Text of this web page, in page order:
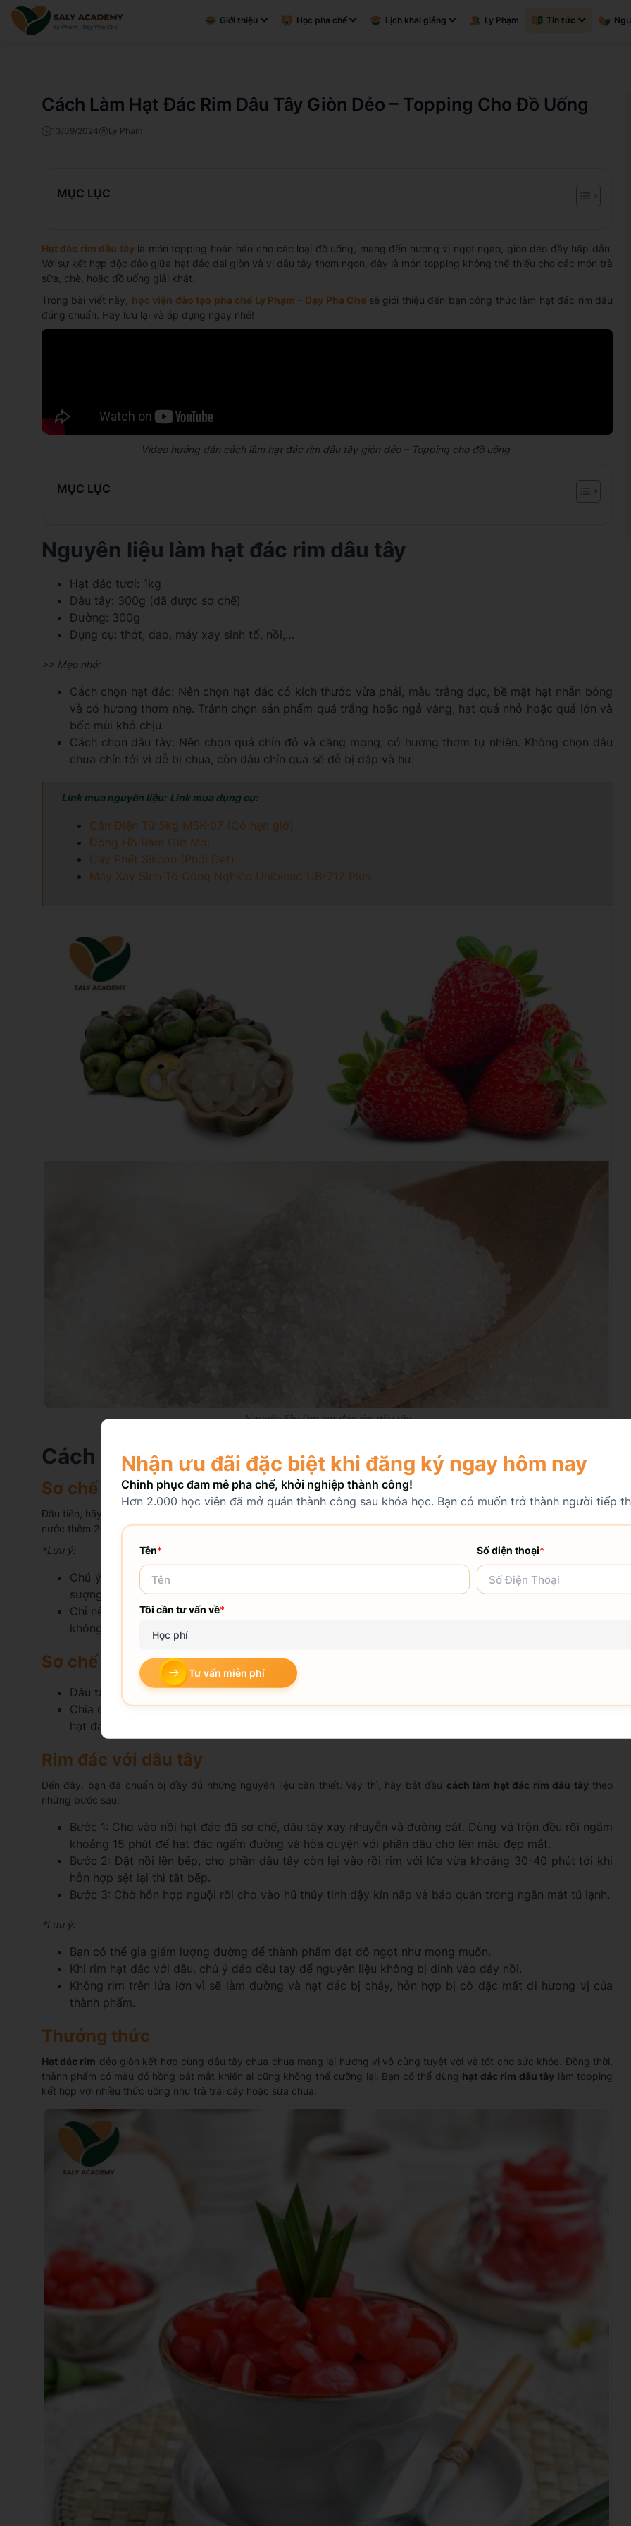
Giới thiệu Học pha chế Lịch khai giảng Ly Phạm Tin tức
Cách Làm Hạt Đác Rim Dâu Tây Giòn Dẻo – Topping Cho Đồ Uống
13/09/2024 Ly Phạm
MỤC LỤC
Hạt đác rim dâu tây là món topping hoàn hảo cho các loại đồ uống, mang đến hương vị ngọt ngào, giòn dẻo đầy hấp dẫn.
Với sự kết hợp độc đáo giữa hạt đác dai giòn và vị dâu tây thơm ngon, đây là món topping không thể thiếu cho các món trà
sữa, chè, hoặc đồ uống giải khát.
Trong bài viết này, học viện đào tạo pha chế Ly Phạm – Dạy Pha Chế sẽ giới thiệu đến bạn công thức làm hạt đác rim dâu
đúng chuẩn. Hãy lưu lại và áp dụng ngay nhé!
Video hướng dẫn cách làm hạt đác rim dâu tây giòn dẻo – Topping cho đồ uống
MỤC LỤC
Nguyên liệu làm hạt đác rim dâu tây
Hạt đác tươi: 1kg
Dâu tây: 300g (đã được sơ chế)
Đường: 300g
Dụng cụ: thớt, dao, máy xay sinh tố, nồi,…
>> Mẹo nhỏ:
Cách chọn hạt đác: Nên chọn hạt đác có kích thước vừa phải, màu trắng đục, bề mặt hạt nhẵn bóng
và có hương thơm nhẹ. Tránh chọn sản phẩm quá trắng hoặc ngả vàng, hạt quá nhỏ hoặc quá lớn và
bốc mùi khó chịu.
Cách chọn dâu tây: Nên chọn quả chín đỏ và căng mọng, có hương thơm tự nhiên. Không chọn dâu
chưa chín tới vì dễ bị chua, còn dâu chín quá sẽ dễ bị dập và hư.
Link mua nguyên liệu: Link mua dụng cụ:
Cân Điện Tử 5kg MSK-07 (Có hẹn giờ)
Đồng Hồ Bấm Giờ Mới
Cây Phết Silicon (Phới Dẹt)
Máy Xay Sinh Tố Công Nghiệp Uniblend UB-712 Plus
Nguyên liệu làm hạt đác rim dâu tây
Cách làm hạt đác rim dâu tây
Sơ chế hạt đác
Đầu tiên, hãy rửa sạch hạt đác 3-4 lần để loại bỏ tạp chất. Tiếp đến, luộc với nước sôi khoảng 10 phút rồi xả hạt đác bằng
nước thêm 2-3 lần để làm sạch hoàn toàn.
*Lưu ý:
Chú ý sơ chế hạt đác thật kỹ lưỡng để làm sạch tạp chất, nếu không, hạt đác sẽ có mùi chua và bị
sượng, mất đi độ dẻo ngon.
Chỉ nên luộc hạt đác trong vòng 10 phút, nếu lâu hơn, hạt đác sẽ mất độ cứng, trở nên mềm nhũn và
không còn ngon.
Sơ chế dâu tây
Dâu tây rửa sạch với nước, để ráo rồi dùng dao cắt thành những lát mỏng.
Chia dâu tây thành 2 phần bằng nhau: 1 phần dùng máy sinh tố xay nhuyễn để tạo màu tự nhiên cho
hạt đác, phần còn lại đem đi cắt lát mỏng để rim cùng hạt đác.
Rim đác với dâu tây
Đến đây, bạn đã chuẩn bị đầy đủ những nguyên liệu cần thiết. Vậy thì, hãy bắt đầu cách làm hạt đác rim dâu tây theo
những bước sau:
Bước 1: Cho vào nồi hạt đác đã sơ chế, dâu tây xay nhuyễn và đường cát. Dùng vá trộn đều rồi ngâm
khoảng 15 phút để hạt đác ngấm đường và hòa quyện với phần dâu cho lên màu đẹp mắt.
Bước 2: Đặt nồi lên bếp, cho phần dâu tây còn lại vào rồi rim với lửa vừa khoảng 30-40 phút tới khi
hỗn hợp sệt lại thì tắt bếp.
Bước 3: Chờ hỗn hợp nguội rồi cho vào hũ thủy tinh đậy kín nắp và bảo quản trong ngăn mát tủ lạnh.
*Lưu ý:
Bạn có thể gia giảm lượng đường để thành phẩm đạt độ ngọt như mong muốn.
Khi rim hạt đác với dâu, chú ý đảo đều tay để nguyên liệu không bị dính vào đáy nồi.
Không rim trên lửa lớn vì sẽ làm đường và hạt đác bị cháy, hỗn hợp bị cô đặc mất đi hương vị của
thành phẩm.
Thưởng thức
Hạt đác rim dẻo giòn kết hợp cùng dâu tây chua chua mang lại hương vị vô cùng tuyệt vời và tốt cho sức khỏe. Đồng thời,
thành phẩm có màu đỏ hồng bắt mắt khiến ai cũng không thể cưỡng lại. Bạn có thể dùng hạt đác rim dâu tây làm topping
kết hợp với nhiều thức uống như trà trái cây hoặc sữa chua.
Nhận ưu đãi đặc biệt khi đăng ký ngay hôm nay
Chinh phục đam mê pha chế, khởi nghiệp thành công!
Hơn 2.000 học viên đã mở quán thành công sau khóa học. Bạn có muốn trở thành người tiếp
Tên* Số điện thoại*
Tôi cần tư vấn về*
Học phí
Tư vấn miễn phí